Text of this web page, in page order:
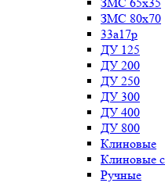
ЗМС 80х70
33а17р
ДУ 125
ДУ 200
ДУ 250
ДУ 300
ДУ 400
ДУ 800
Клиновые
Клиновые
Ручные